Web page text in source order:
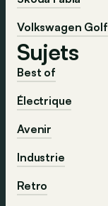
Volkswagen Golf
Sujets
Best of
Électrique
Avenir
Industrie
Retro